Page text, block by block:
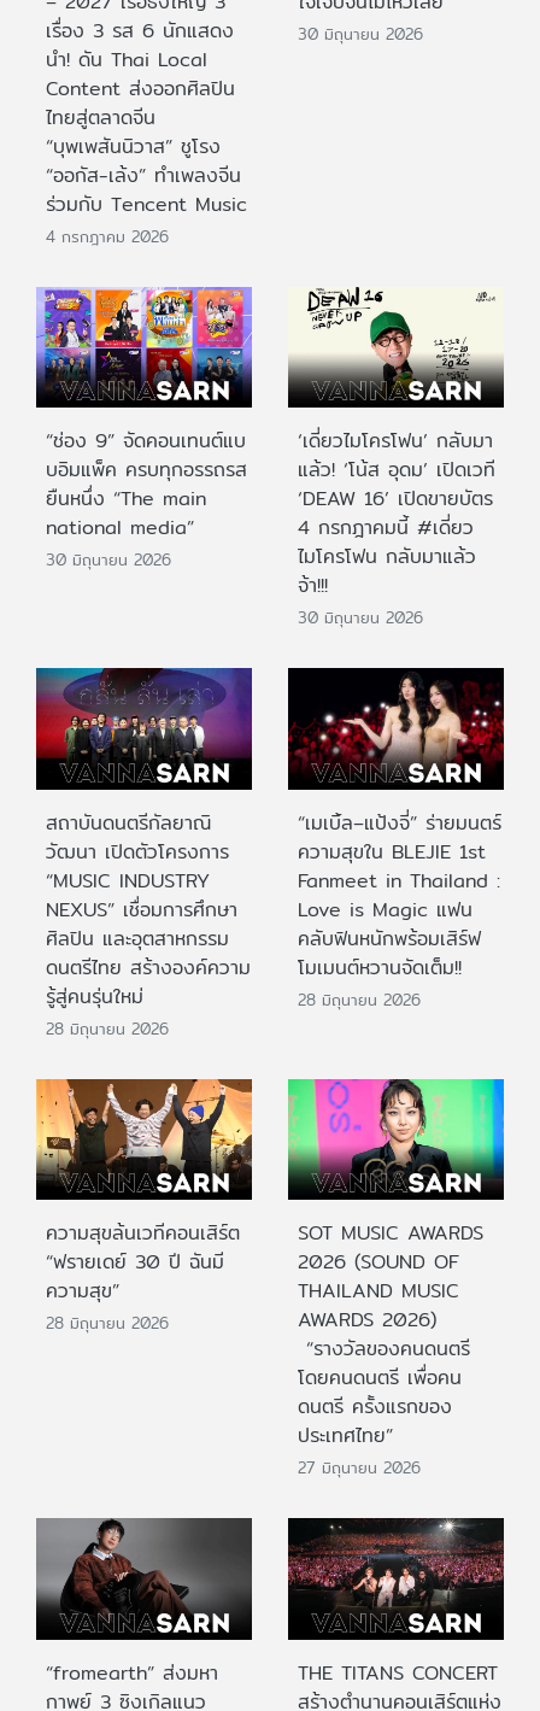
เรื่อง 3 รส 6 นักแสดง
นำ! ดัน Thai Local
Content ส่งออกศิลปิน
ไทยสู่ตลาดจีน
“บุพเพสันนิวาส” ชูโรง
“ออกัส-เล้ง” ทำเพลงจีน
ร่วมกับ Tencent Music
4 กรกฎาคม 2026
30 มิถุนายน 2026
“ช่อง 9” จัดคอนเทนต์แบ
บอิมแพ็ค ครบทุกอรรถรส
ยืนหนึ่ง “The main
national media”
30 มิถุนายน 2026
‘เดี่ยวไมโครโฟน’ กลับมา
แล้ว! ‘โน้ส อุดม’ เปิดเวที
‘DEAW 16’ เปิดขายบัตร
4 กรกฎาคมนี้ #เดี่ยว
ไมโครโฟน กลับมาแล้ว
จ้า!!!
30 มิถุนายน 2026
สถาบันดนตรีกัลยาณิ
วัฒนา เปิดตัวโครงการ
“MUSIC INDUSTRY
NEXUS” เชื่อมการศึกษา
ศิลปิน และอุตสาหกรรม
ดนตรีไทย สร้างองค์ความ
รู้สู่คนรุ่นใหม่
28 มิถุนายน 2026
“เมเบิ้ล–แป้งจี่” ร่ายมนตร์
ความสุขใน BLEJIE 1st
Fanmeet in Thailand :
Love is Magic แฟน
คลับฟินหนักพร้อมเสิร์ฟ
โมเมนต์หวานจัดเต็ม!!
28 มิถุนายน 2026
ความสุขล้นเวทีคอนเสิร์ต
“ฟรายเดย์ 30 ปี ฉันมี
ความสุข”
28 มิถุนายน 2026
SOT MUSIC AWARDS
2026 (SOUND OF
THAILAND MUSIC
AWARDS 2026)
“รางวัลของคนดนตรี
โดยคนดนตรี เพื่อคน
ดนตรี ครั้งแรกของ
ประเทศไทย”
27 มิถุนายน 2026
“fromearth” ส่งมหา
กาพย์ 3 ซิงเกิลแนว
THE TITANS CONCERT
สร้างตำนานคอนเสิร์ตแห่ง